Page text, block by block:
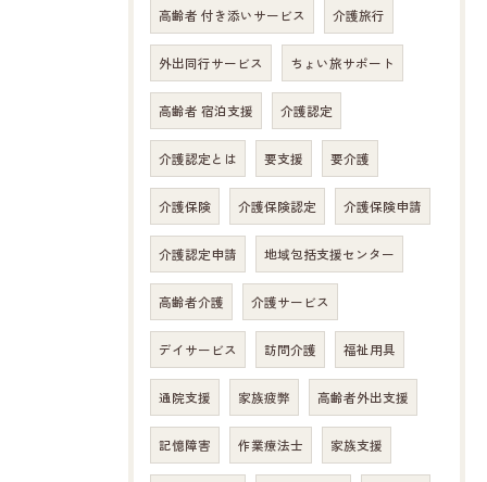
高齢者 付き添いサービス 介護旅行
外出同行サービス ちょい旅サポート
高齢者 宿泊支援 介護認定
介護認定とは 要支援 要介護
介護保険 介護保険認定 介護保険申請
介護認定申請 地域包括支援センター
高齢者介護 介護サービス
デイサービス 訪問介護 福祉用具
通院支援 家族疲弊 高齢者外出支援
記憶障害 作業療法士 家族支援
お問い合わせはこちら